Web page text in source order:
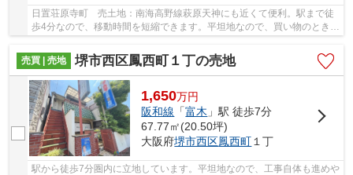
日置荘原寺町 売土地：南海高野線萩原天神にも近くて便利。駅まで徒
歩4分なので、移動時間を短縮できます。平坦地なので、買い物のときの
道のりで負担抑えることができますよ。堺市東...
売買 | 売地
堺市西区鳳西町１丁の売地
1,650万円
阪和線 「富木 」駅 徒歩7分
67.77㎡(20.50坪)
大阪府堺市西区鳳西町 １丁
駅から徒歩7分圏内に立地しています。平坦地なので、工事自体も進めや